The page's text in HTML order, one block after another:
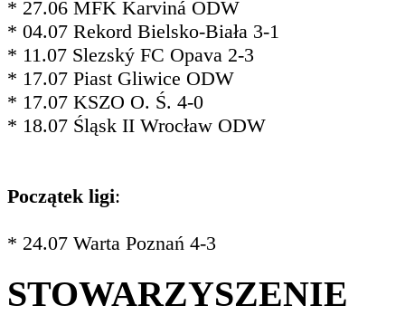
* 27.06 MFK Karviná ODW
* 04.07 Rekord Bielsko-Biała 3-1
* 11.07 Slezský FC Opava 2-3
* 17.07 Piast Gliwice ODW
* 17.07 KSZO O. Ś. 4-0
* 18.07 Śląsk II Wrocław ODW
Początek ligi:
* 24.07 Warta Poznań 4-3
STOWARZYSZENIE